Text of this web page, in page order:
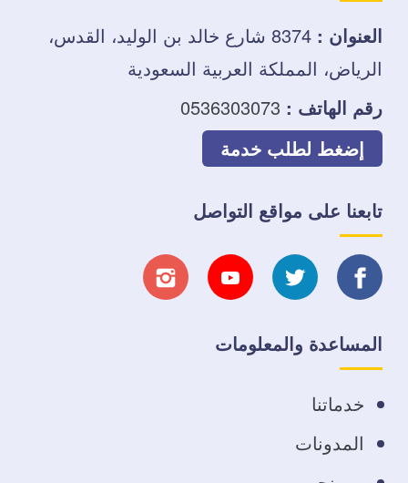
العنوان :
8374 شارع خالد بن الوليد، القدس،
الرياض، المملكة العربية السعودية
رقم الهاتف : 0536303073
إضغط لطلب خدمة
تابعنا على مواقع التواصل
تابعنا
على
فيسبوك
تابعنا
على
تابعنا تابعنا
المساعدة والمعلومات
خدماتنا
المدونات